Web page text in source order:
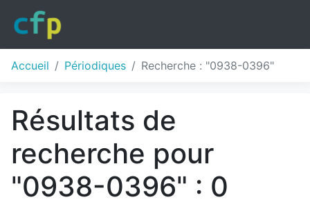
Accueil Périodiques Recherche : "0938-0396"
Résultats de
recherche pour
"0938-0396" : 0